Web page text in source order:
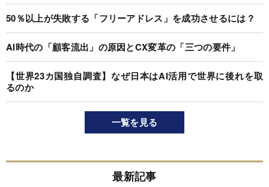
50％以上が失敗する「フリーアドレス」を成功させるには？
AI時代の「顧客流出」の原因とCX変革の「三つの要件」
【世界23カ国独自調査】なぜ日本はAI活用で世界に後れを取
るのか
一覧を見る
最新記事